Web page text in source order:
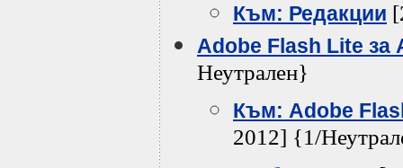
Към: Редакции
Adobe Flash Lite за
Неутрален}
Към: Adobe
2012] {1/